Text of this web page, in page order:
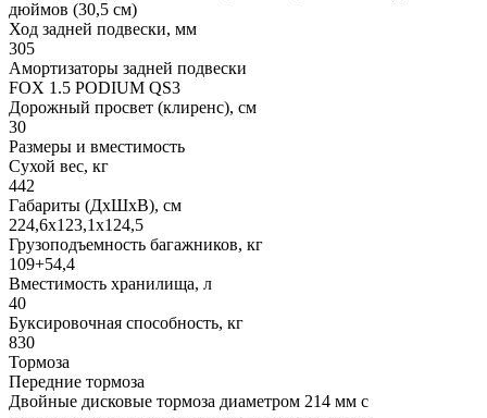
дюймов (30,5 см)
Ход задней подвески, мм
305
Амортизаторы задней подвески
FOX 1.5 PODIUM QS3
Дорожный просвет (клиренс), см
30
Размеры и вместимость
Сухой вес, кг
442
Габариты (ДхШхВ), см
224,6x123,1x124,5
Грузоподъемность багажников, кг
109+54,4
Вместимость хранилища, л
40
Буксировочная способность, кг
830
Тормоза
Передние тормоза
Двойные дисковые тормоза диаметром 214 мм с